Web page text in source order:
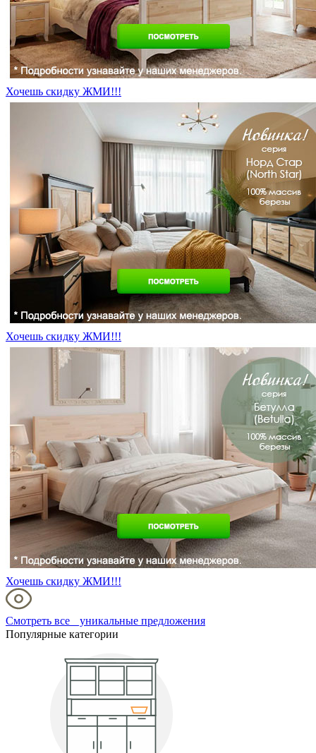
Хочешь скидку ЖМИ!!!
Хочешь скидку ЖМИ!!!
Хочешь скидку ЖМИ!!!
Смотреть все уникальные предложения
Популярные категории